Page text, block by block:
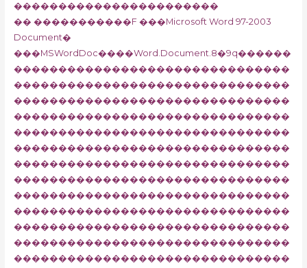
�����������������������
�� �����������F ���Microsoft Word 97-2003
Document�
���MSWordDoc����Word.Document.8�9q������
�������������������������������
�������������������������������
�������������������������������
�������������������������������
�������������������������������
�������������������������������
�������������������������������
�������������������������������
�������������������������������
�������������������������������
�������������������������������
�������������������������������
�������������������������������